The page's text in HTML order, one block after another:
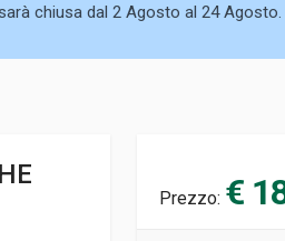
chiusa dal 2 Agosto al 24 Agosto.
Prezzo: €